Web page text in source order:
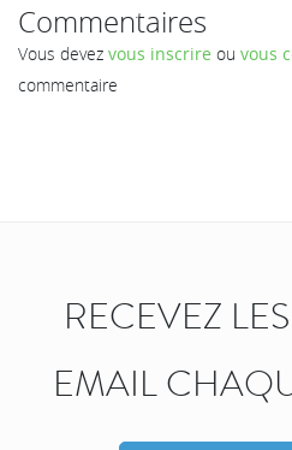
Commentaires
Vous devez vous inscrire ou vous
commentaire
RECEVEZ
EMAIL